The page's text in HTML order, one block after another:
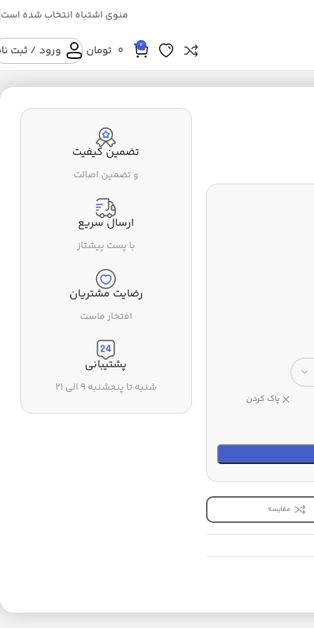
منوی اشتباه انتخاب شده است
0
0 تومان ورود / ثبت
پاک کردن
مقایسه
تضمین کیفیت
و تضمین اصالت
ارسال سریع
با پست پیشتاز
رضایت مشتریان
افتخار ماست
پشتیبانی
شنبه تا پنجشنبه ۹ الی ۲۱